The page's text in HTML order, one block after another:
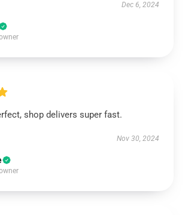
Dec 6, 2024
shop delivers super fast.
Nov 30, 2024